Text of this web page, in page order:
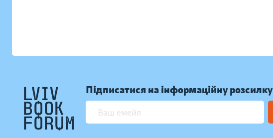
Підписатися на інформаційну розсилку